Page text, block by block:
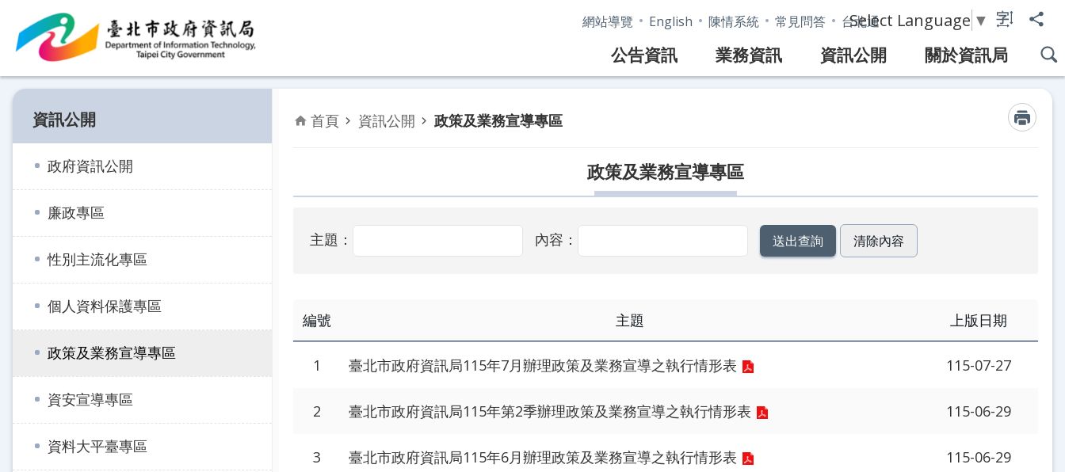
跳到主要內容區塊 網站導覽 English 陳情系統 常見問答 台北通
Select Language ▼
公告資訊 業務資訊 資訊公開 關於資訊局
資訊公開
政府資訊公開
廉政專區
性別主流化專區
個人資料保護專區
政策及業務宣導專區
資安宣導專區
資料大平臺專區
首頁 資訊公開 政策及業務宣導專區
政策及業務宣導專區
主題： 內容：
編號 主題 上版日期
1 臺北市政府資訊局115年7月辦理政策及業務宣導之執行情形表 115-07-27
2 臺北市政府資訊局115年第2季辦理政策及業務宣導之執行情形表 115-06-29
3 臺北市政府資訊局115年6月辦理政策及業務宣導之執行情形表 115-06-29